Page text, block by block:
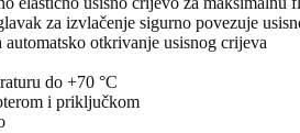
za izvlačenje sigurno povezuje
otkrivanje usisnog crijeva
do +70 °C
i priključkom